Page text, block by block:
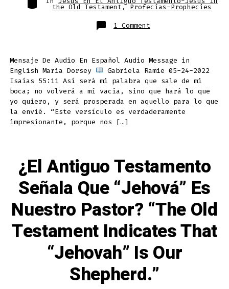
the Old Testament,Profecías-Prophecies
1 Comment
“Isaías
Eterna
Del
Mesías”
“Isaiah
and
Eternal
Word
of
The
Mensaje De Audio En Español Audio Message in
English Maria Dorsey
Gabriela Ramie 05-24-2022
Isaías 55:11 Así será mi palabra que sale de mi
boca; no volverá a mí vacía, sino que hará lo que
yo quiero, y será prosperada en aquello para lo que
la envié. “Este versículo es verdaderamente
impresionante, porque nos […]
¿El Antiguo Testamento
Señala Que “Jehová” Es
Nuestro Pastor? “The Old
Testament Indicates That
“Jehovah” Is Our
Shepherd.”